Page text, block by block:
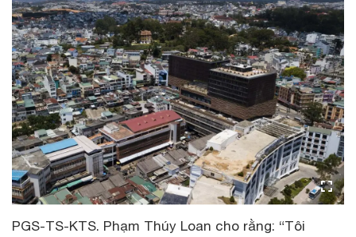
PGS-TS-KTS. Phạm Thúy Loan cho rằng: “Tôi